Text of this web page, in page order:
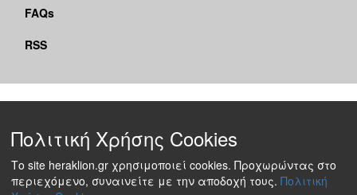
FAQs
RSS
Πολιτική Χρήσης Cookies
Το site heraklion.gr χρησιμοποιεί cookies. Προχωρώντας στο
περιεχόμενο, συναινείτε με την αποδοχή τους. Πολιτική